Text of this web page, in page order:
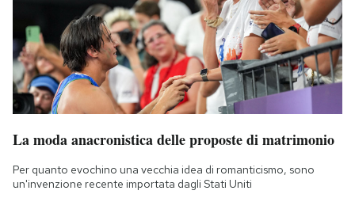
La moda anacronistica delle proposte di matrimonio
Per quanto evochino una vecchia idea di romanticismo, sono
un'invenzione recente importata dagli Stati Uniti